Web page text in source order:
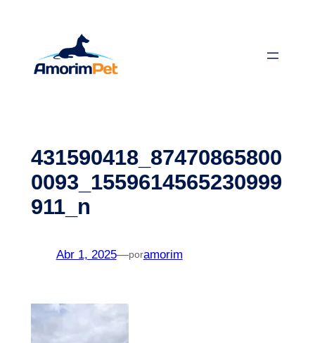
conteúdo
431590418_87470865800
0093_1559614565230999
911_n
Abr 1, 2025—poramorim